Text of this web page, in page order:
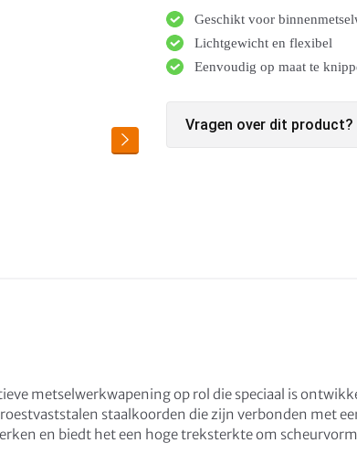
Geschikt voor
Lichtgewicht en flexibel
Eenvoudig op maat te
Vragen over dit product?
metselwerkwapening op rol die speciaal is
staalkoorden die zijn verbonden met
en biedt het een hoge treksterkte om